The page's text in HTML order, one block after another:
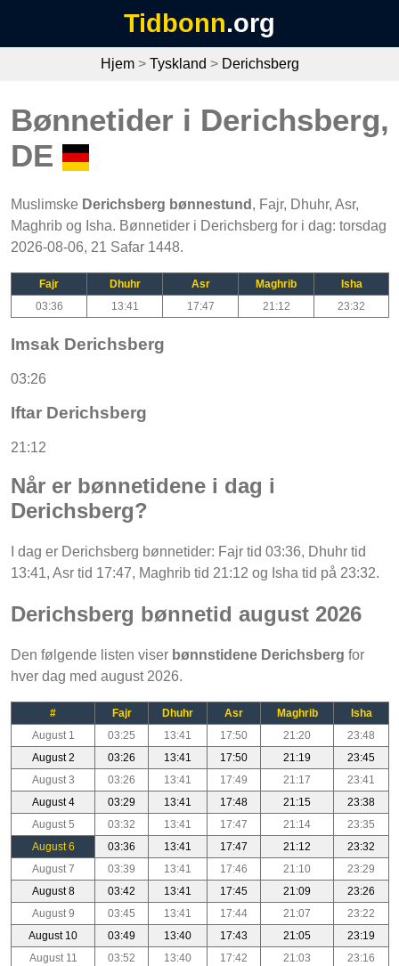
Tidbonn.org
Hjem> Tyskland > Derichsberg
Bønnetider i Derichsberg,
DE
Muslimske Derichsberg bønnestund , Fajr, Dhuhr, Asr,
Maghrib og Isha. Bønnetider i Derichsberg for i dag: torsdag
2026-08-06, 21 Safar 1448.
Fajr Dhuhr Asr Maghrib
Isha
03:36
13:41 17:47 21:12 23:32
Imsak Derichsberg
03:26
Iftar Derichsberg
21:12
Når er bønnetidene i dag i
Derichsberg?
I dag er Derichsberg bønnetider: Fajr tid 03:36, Dhuhr tid
13:41, Asr tid 17:47, Maghrib tid 21:12 og Isha tid på 23:32.
Derichsberg bønnetid august 2026
Den følgende listen viser bønnstidene Derichsberg for
hver dag med august 2026.
# Fajr Dhuhr Asr Maghrib
Isha
August 1
03:25 13:41 17:50 21:20
23:48
August 2
03:26 13:41 17:50 21:19
23:45
August 3
03:26 13:41 17:49 21:17
23:41
August 4
03:29 13:41 17:48 21:15
23:38
August 5
03:32 13:41 17:47 21:14
23:35
August 6
03:36 13:41 17:47 21:12
23:32
August 7
03:39 13:41 17:46 21:10
23:29
August 8
03:42 13:41 17:45 21:09
23:26
August 9
03:45 13:41 17:44 21:07
23:22
August 10
03:49 13:40 17:43 21:05
23:19
August 11
03:52 13:40 17:42 21:03
23:16